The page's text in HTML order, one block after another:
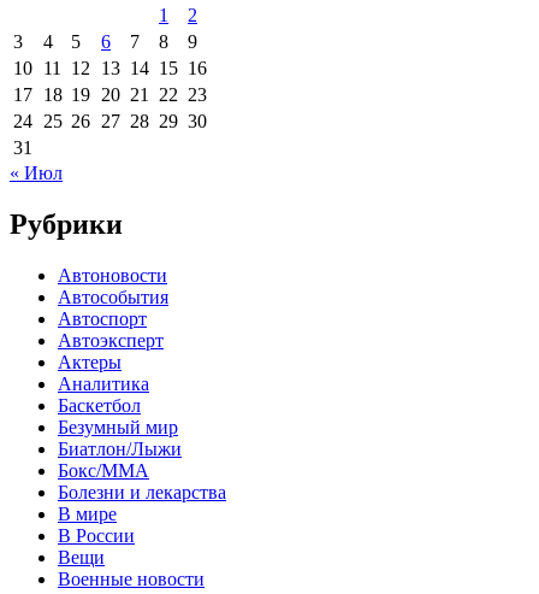
1
2
3
4 5 6 7 8
9
10 11 12 13 14 15 16
17 18 19 20 21 22 23
24 25 26 27 28 29 30
31
« Июл
Рубрики
Автоновости
Автособытия
Автоспорт
Автоэксперт
Актеры
Аналитика
Баскетбол
Безумный мир
Биатлон/Лыжи
Бокс/MMA
Болезни и лекарства
В мире
В России
Вещи
Военные новости